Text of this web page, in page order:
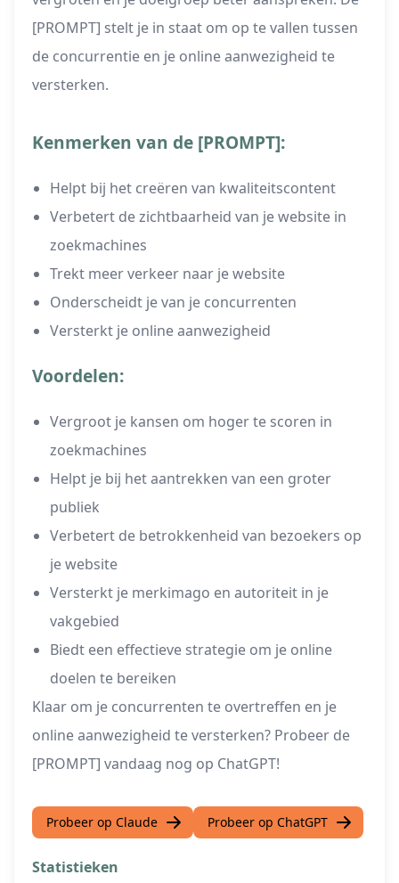
[PROMPT] stelt je in staat om op te vallen tussen
de concurrentie en je online aanwezigheid te
versterken.
Kenmerken van de [PROMPT]:
Helpt bij het creëren van kwaliteitscontent
Verbetert de zichtbaarheid van je website in
zoekmachines
Trekt meer verkeer naar je website
Onderscheidt je van je concurrenten
Versterkt je online aanwezigheid
Voordelen:
Vergroot je kansen om hoger te scoren in
zoekmachines
Helpt je bij het aantrekken van een groter
publiek
Verbetert de betrokkenheid van bezoekers op
je website
Versterkt je merkimago en autoriteit in je
vakgebied
Biedt een effectieve strategie om je online
doelen te bereiken
Klaar om je concurrenten te overtreffen en je
online aanwezigheid te versterken? Probeer de
[PROMPT] vandaag nog op ChatGPT!
Probeer op Claude Probeer op ChatGPT
Statistieken